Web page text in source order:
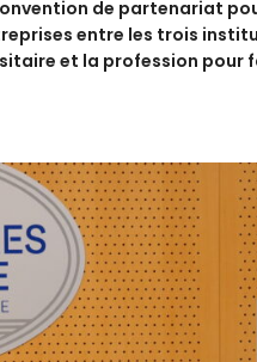
de partenariat
entre les trois
et la profession pour